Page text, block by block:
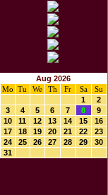
Aug 2026
Mo
Tu We Th Fr Sa
Su
1
2
3
4 5 6 7 8
9
10
11 12 13 14 15
16
17
18 19 20 21 22
23
24
25 26 27 28 29
30
31